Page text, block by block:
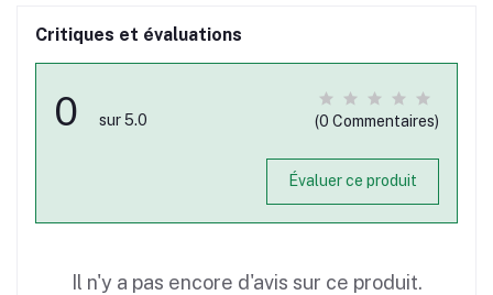
Critiques et évaluations
0 sur 5.0 (0 Commentaires)
Évaluer ce produit
Il n'y a pas encore d'avis sur ce produit.